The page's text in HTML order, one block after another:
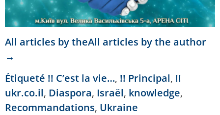
All articles by theAll articles by the author
→
Étiqueté !! C’est la vie…, !! Principal, !!
ukr.co.il, Diaspora, Israël, knowledge,
Recommandations, Ukraine